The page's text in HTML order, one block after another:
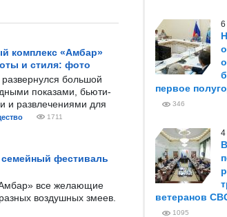
комплекс «Амбар»
и стиля: фото
большой
показами, бьюти-
и развлечениями для
1711
фестиваль
все желающие
воздушных змеев.
6
первое
346
4
ветеранов
1095